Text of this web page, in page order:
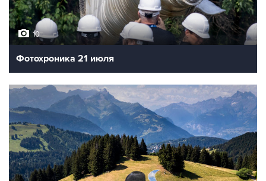
10
Фотохроника 21 июля